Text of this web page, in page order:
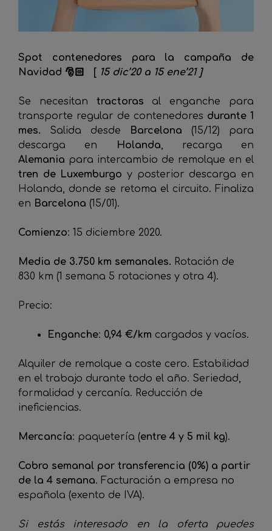
Spot contenedores para la campaña de
Navidad 🎅🏻 [ 15 dic’20 a 15 ene’21 ]
Se necesitan tractoras al enganche para
transporte regular de contenedores durante 1
mes. Salida desde Barcelona (15/12) para
descarga en
Holanda, recarga en
Alemania para intercambio de remolque en el
tren de Luxemburgo y posterior descarga en
Holanda, donde se retoma el circuito. Finaliza
en Barcelona (15/01).
Comienzo: 15 diciembre 2020.
Media de 3.750 km semanales. Rotación de
830 km (1 semana 5 rotaciones y otra 4).
Precio:
Enganche: 0,94 €/km cargados y vacíos.
Alquiler de remolque a coste cero. Estabilidad
en el trabajo durante todo el año. Seriedad,
formalidad y cercanía. Reducción de
ineficiencias.
Mercancía: paquetería (entre 4 y 5 mil kg).
Cobro semanal por transferencia (0%) a partir
de la 4 semana. Facturación a empresa no
española (exento de IVA).
Si estás interesado en la oferta puedes